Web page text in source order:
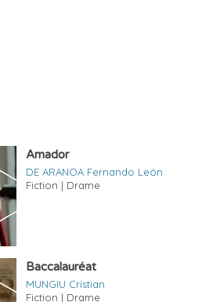
Amador
DE ARANOA Fernando León
Fiction | Drame
Baccalauréat
MUNGIU Cristian
Fiction | Drame